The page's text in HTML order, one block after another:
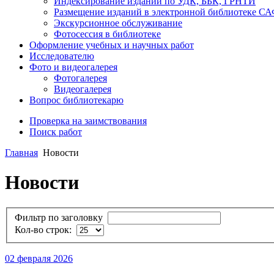
Размещение изданий в электронной библиотеке
Экскурсионное обслуживание
Фотосессия в библиотеке
Оформление учебных и научных работ
Исследователю
Фото и видеогалерея
Фотогалерея
Видеогалерея
Вопрос библиотекарю
Проверка на заимствования
Поиск работ
Главная Новости
Новости
Фильтр по заголовку
Кол-во строк:
02 февраля 2026